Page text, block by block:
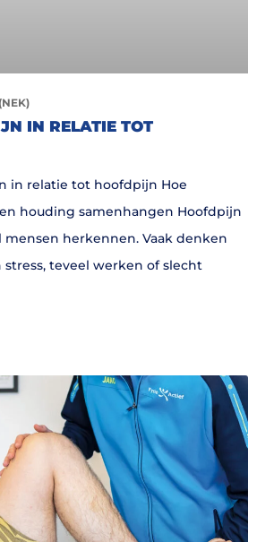
IN RELATIE TOT
in relatie tot hoofdpijn Hoe
houding samenhangen Hoofdpijn
mensen herkennen. Vaak denken
teveel werken of slecht